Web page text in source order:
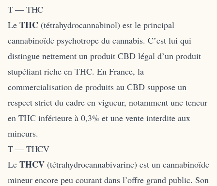
T — THC
Le THC (tétrahydrocannabinol) est le principal
cannabinoïde psychotrope du cannabis. C’est lui qui
distingue nettement un produit CBD légal d’un produit
stupéfiant riche en THC. En France, la
commercialisation de produits au CBD suppose un
respect strict du cadre en vigueur, notamment une teneur
en THC inférieure à 0,3% et une vente interdite aux
mineurs.
T — THCV
Le THCV (tétrahydrocannabivarine) est un cannabinoïde
mineur encore peu courant dans l’offre grand public. Son